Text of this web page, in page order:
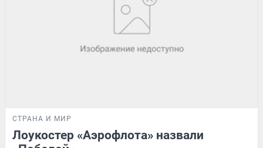
СТРАНА И МИР
Лоукостер «Аэрофлота» назвали